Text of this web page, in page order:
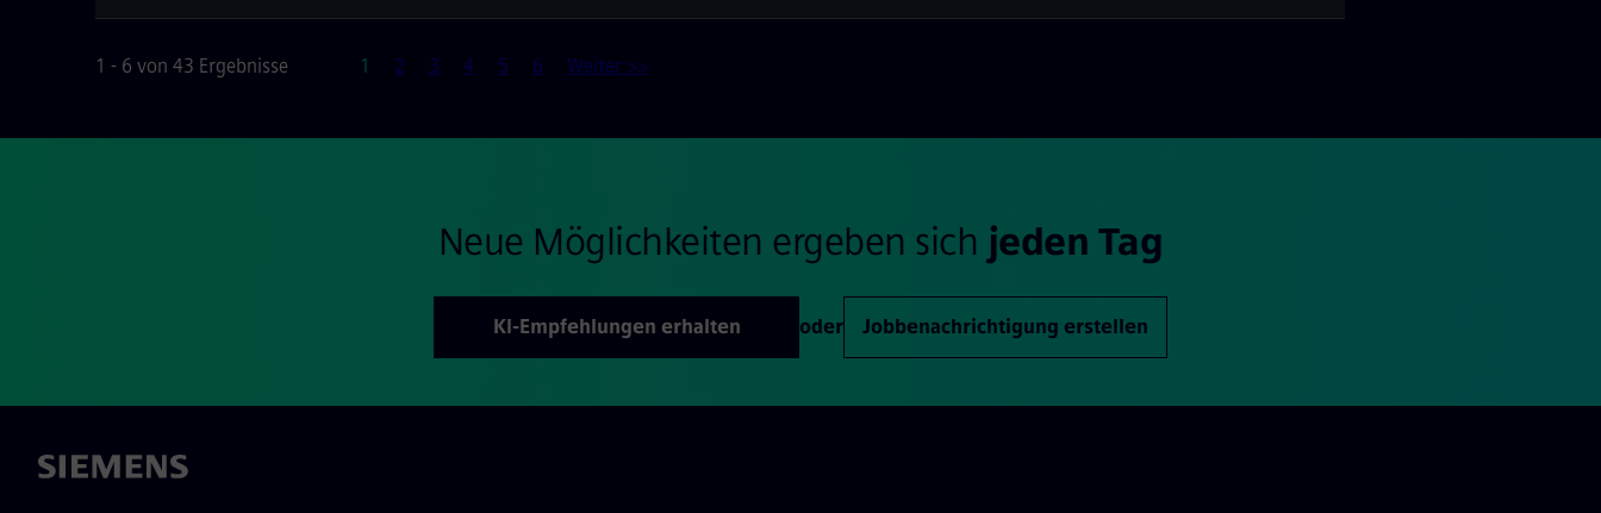
1 - 6 von 43 Ergebnisse Seite
1 2 3 4 5 6 Weiter >>
Neue Möglichkeiten ergeben sich jeden Tag
KI-Empfehlungen erhalten oder Jobbenachrichtigung erstellen